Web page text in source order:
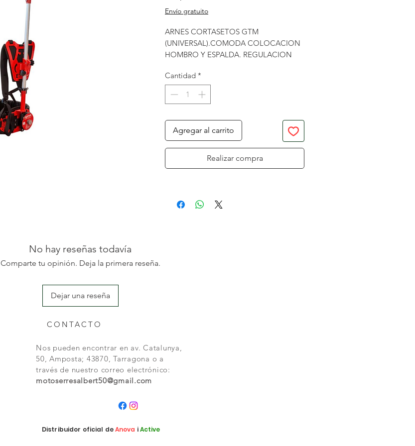
Envío gratuito
ARNES CORTASETOS GTM
(UNIVERSAL).COMODA COLOCACION
HOMBRO Y ESPALDA. REGULACION
Cantidad *
Agregar al carrito
Realizar compra
No hay reseñas todavía
Comparte tu opinión. Deja la primera reseña.
Dejar una reseña
CONTACTO
Nos pueden encontrar en av. Catalunya,
50, Amposta; 43870, Tarragona o a
través de nuestro correo electrónico:
motoserresalbert50@gmail.com
Distribuidor oficial deAnova iActive